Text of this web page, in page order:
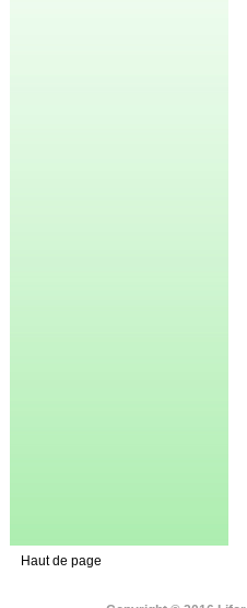
Haut de page